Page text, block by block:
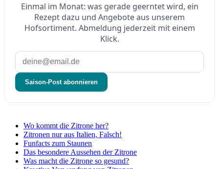
Einmal im Monat: was gerade geerntet wird, ein
Rezept dazu und Angebote aus unserem
Hofsortiment. Abmeldung jederzeit mit einem
Klick.
Saison-Post abonnieren
Wo kommt die Zitrone her?
Zitronen nur aus Italien, Falsch!
Funfacts zum Staunen
Das besondere Aussehen der Zitrone
Was macht die Zitrone so gesund?